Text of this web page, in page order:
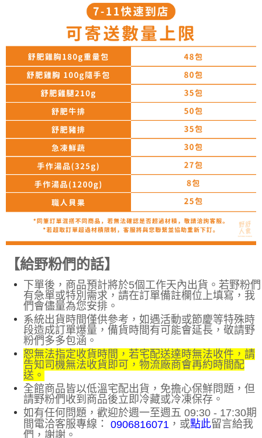
【給野粉們的話】
下單後，商品預計將於5個工作天內出貨。若野粉們
有急單或特別需求，請在訂單備註欄位上填寫，我
們會儘量為您安排 。
系統出貨時間僅供參考，如遇活動或節慶等特殊時
段造成訂單爆量，備貨時間有可能會延長，敬請野
粉們多多包涵。
恕無法指定收貨時間，若宅配送達時無法收件，請
告知司機無法收貨即可，物流廠商會再約時間配
送。
全館商品皆以低溫宅配出貨，免擔心保鮮問題，但
請野粉們收到商品後立即冷藏或冷凍保存。
如有任何問題，歡迎於週一至週五 09:30 - 17:30期
間電洽客服專線： 0906816071 ，或點此留言給我
們，謝謝。